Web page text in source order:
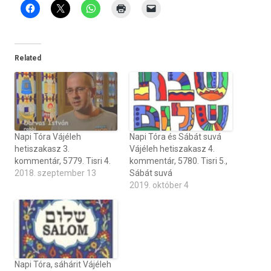
Related
Napi Tóra Vájéleh
hetiszakasz 3.
kommentár, 5779. Tisri 4.
2018. szeptember 13
Napi Tóra és Sábát suvá
Vájéleh hetiszakasz 4.
kommentár, 5780. Tisri 5.,
Sábát suvá
2019. október 4
Napi Tóra, sáhárit Vájéleh